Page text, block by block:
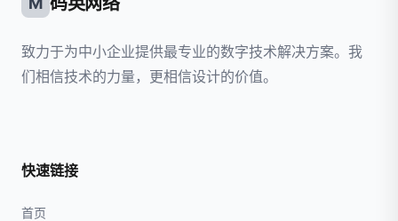
致力于为中小企业提供最专业的数字技术解决方案。我
们相信技术的力量，更相信设计的价值。
快速链接
首页